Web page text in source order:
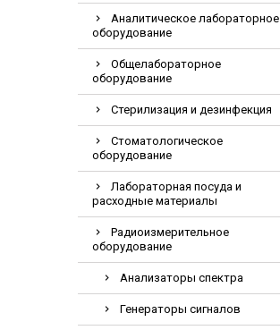
Аналитическое лабораторное
оборудование
Общелабораторное
оборудование
Стерилизация и дезинфекция
Стоматологическое
оборудование
Лабораторная посуда и
расходные материалы
Радиоизмерительное
оборудование
Анализаторы спектра
Генераторы сигналов